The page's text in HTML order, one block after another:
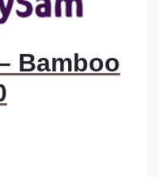
Bamboo